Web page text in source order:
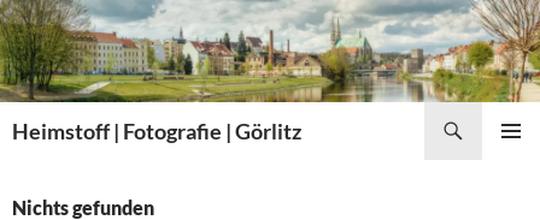
Zum
Inhalt
springen
Heimstoff | Fotografie | Görlitz
Nichts gefunden